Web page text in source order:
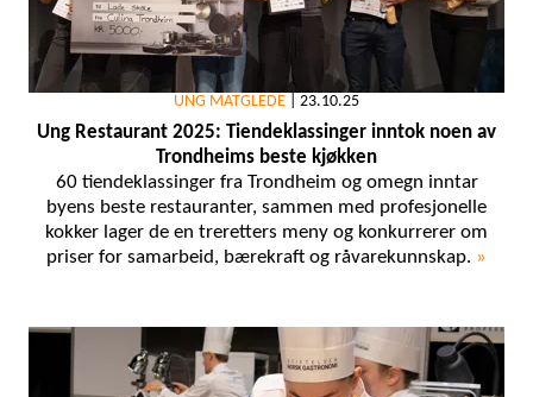
UNG MATGLEDE 23.10.25
Ung Restaurant 2025: Tiendeklassinger inntok noen av
Trondheims beste kjøkken
60 tiendeklassinger fra Trondheim og omegn inntar
byens beste restauranter, sammen med profesjonelle
kokker lager de en treretters meny og konkurrerer om
priser for samarbeid, bærekraft og råvarekunnskap. »